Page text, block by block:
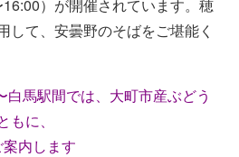
）が開催されています。穂
して、安曇野のそばをご堪能く
白馬駅間では、大町市産ぶどう
に、
内します